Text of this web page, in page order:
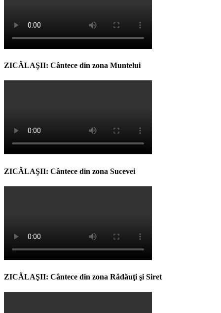
ZICĂLAŞII: Cântece din zona Muntelui
ZICĂLAŞII: Cântece din zona Sucevei
ZICĂLAŞII: Cântece din zona Rădăuţi şi Siret